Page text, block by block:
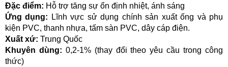
Đặc điểm: Hỗ trợ tăng sự ổn định nhiệt, ánh sáng
Ứng dụng:
Lĩnh vực sử dụng chính sản xuất ống và phụ
kiện PVC, thanh nhựa, tấm sàn PVC, dây cáp điện.
Xuất xứ: Trung Quốc
Khuyên dùng: 0,2-1% (thay đổi theo yêu cầu trong công
thức)